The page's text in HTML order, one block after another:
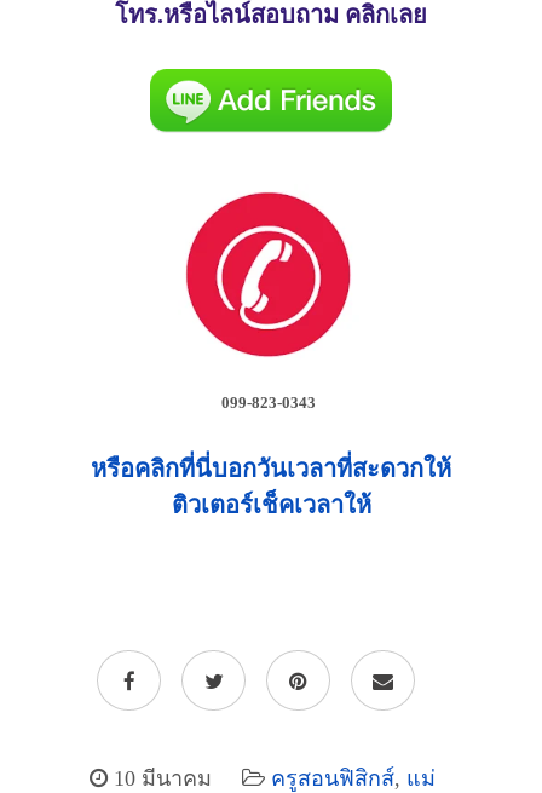
โทร.หรือไลน์สอบถาม คลิกเลย
099-823-0343
หรือคลิกที่นี่บอกวันเวลาที่สะดวกให้
ติวเตอร์เช็คเวลาให้
10 มีนาคม ครูสอนฟิสิกส์, แม่